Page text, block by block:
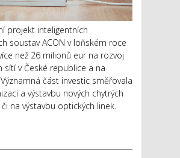
projekt inteligentních
soustav ACON v loňském roce
než 26 milionů eur na rozvoj
sítí v České republice a na
část investic směřovala
a výstavbu nových chytrých
na výstavbu optických linek.